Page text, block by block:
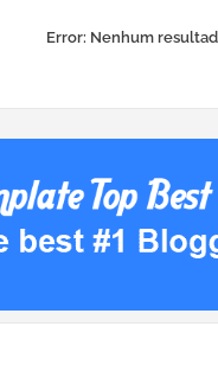
Error: Nenhum